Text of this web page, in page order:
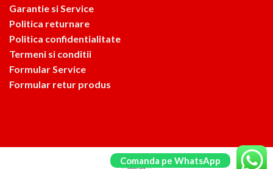
Garantie si Service
Politica returnare
Politica confidentialitate
Termeni si conditii
Formular Service
Formular retur produs
Comanda pe WhatsApp